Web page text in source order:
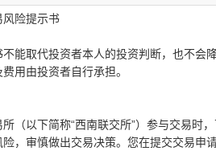
风险提示书
能取代投资者本人的投资判断，也不会
用由投资者自行承担。
所 （以下简称“西南联交所”） 参与交易时
，审慎做出交易决策。您在提交交易